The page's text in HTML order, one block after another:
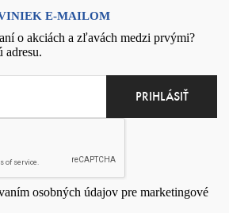
E-MAILOM
o akciách a zľavách medzi prvými?
adresu.
osobných údajov pre marketingové